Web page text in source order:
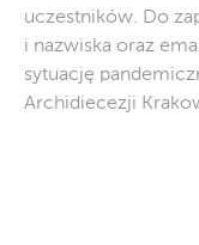
uczestników. Do
i nazwiska oraz
sytuację
Archidiecezji